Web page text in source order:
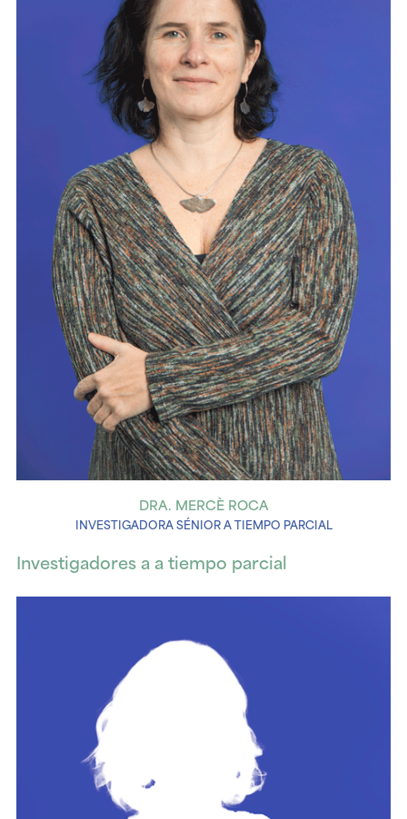
DRA. MERCÈ ROCA
INVESTIGADORA SÉNIOR A TIEMPO PARCIAL
Investigadores a a tiempo parcial